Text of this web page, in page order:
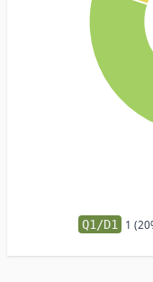
Q1/D1 1